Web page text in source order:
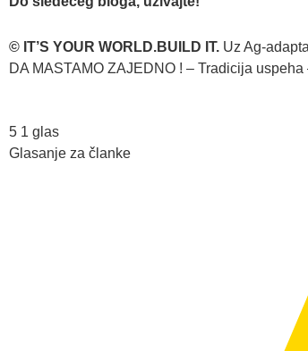
© IT’S YOUR WORLD.BUILD IT. Uz Ag-
DA MASTAMO ZAJEDNO ! – Tradicija uspeha
5 1 glas
Glasanje za članke